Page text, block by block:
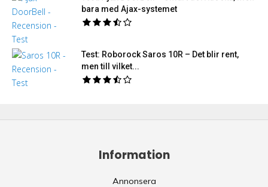
bara med Ajax-systemet
Test: Roborock Saros 10R – Det blir rent,
men till vilket...
Information
Annonsera